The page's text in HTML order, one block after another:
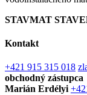
STAVMAT
Kontakt
+421 915 315 018
obchodný zástupca
Marián Erdélyi